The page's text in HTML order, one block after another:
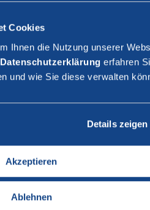
Cookies
Ihnen die Nutzung unserer
Datenschutzerklärung erfahren
und wie Sie diese verwalten
Details zeigen
Akzeptieren
Ablehnen
le Conseil fédéral a nommé